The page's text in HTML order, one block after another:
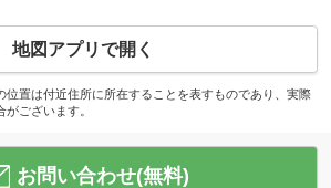
地図アプリで開く
置は付近住所に所在することを表すものであり、実際
ございます。
お問い合わせ(無料)